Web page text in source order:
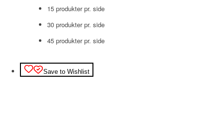
15 produkter pr. side
30 produkter pr. side
45 produkter pr. side
Save to Wishlist